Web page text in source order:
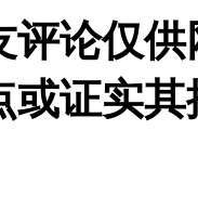
评论仅
或证实其